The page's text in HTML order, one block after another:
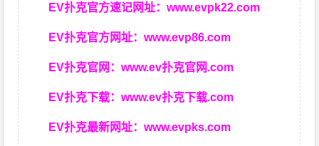
EV扑克官方速记网址：www.evpk22.com
EV扑克官方网址：www.evp86.com
EV扑克官网：www.ev扑克官网.com
EV扑克下载：www.ev扑克下载.com
EV扑克最新网址：www.evpks.com